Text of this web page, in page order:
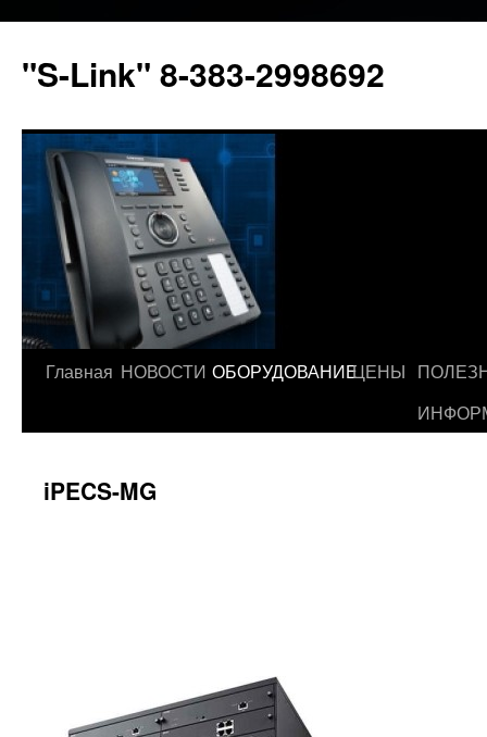
"S-Link" 8-383-2998692
Перейти
Главная НОВОСТИ ОБОРУДОВАНИЕЦЕНЫ
iPECS-MG